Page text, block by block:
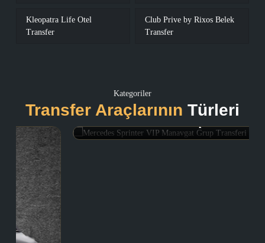
Kleopatra Life Otel
Transfer
Club Prive by Rixos Belek
Transfer
Kategoriler
Transfer Araçlarının Türleri